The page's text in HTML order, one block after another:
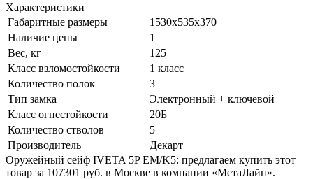
Характеристики
Габаритные размеры
1530х535х370
Наличие цены
1
Вес, кг
125
Класс взломостойкости
1 класс
Количество полок
3
Тип замка
Электронный + ключевой
Класс огнестойкости
20Б
Количество стволов
5
Производитель
Декарт
Оружейный сейф IVETA 5P EM/K5: предлагаем купить этот
товар за 107301 руб. в Москве в компании «МетаЛайн».